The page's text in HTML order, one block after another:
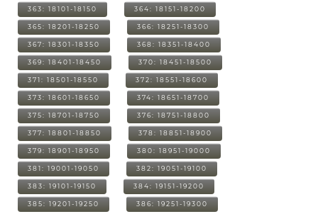
363: 18101-18150 364: 18151-18200
365: 18201-18250 366: 18251-18300
367: 18301-18350 368: 18351-18400
369: 18401-18450 370: 18451-18500
371: 18501-18550 372: 18551-18600
373: 18601-18650 374: 18651-18700
375: 18701-18750 376: 18751-18800
377: 18801-18850 378: 18851-18900
379: 18901-18950 380: 18951-19000
381: 19001-19050 382: 19051-19100
383: 19101-19150 384: 19151-19200
385: 19201-19250 386: 19251-19300